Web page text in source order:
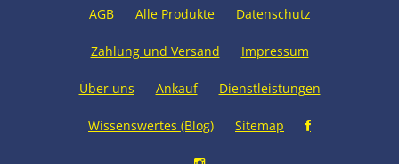
AGB Alle Produkte Datenschutz
Zahlung und Versand Impressum
Über uns Ankauf Dienstleistungen
Wissenswertes (Blog) Sitemap